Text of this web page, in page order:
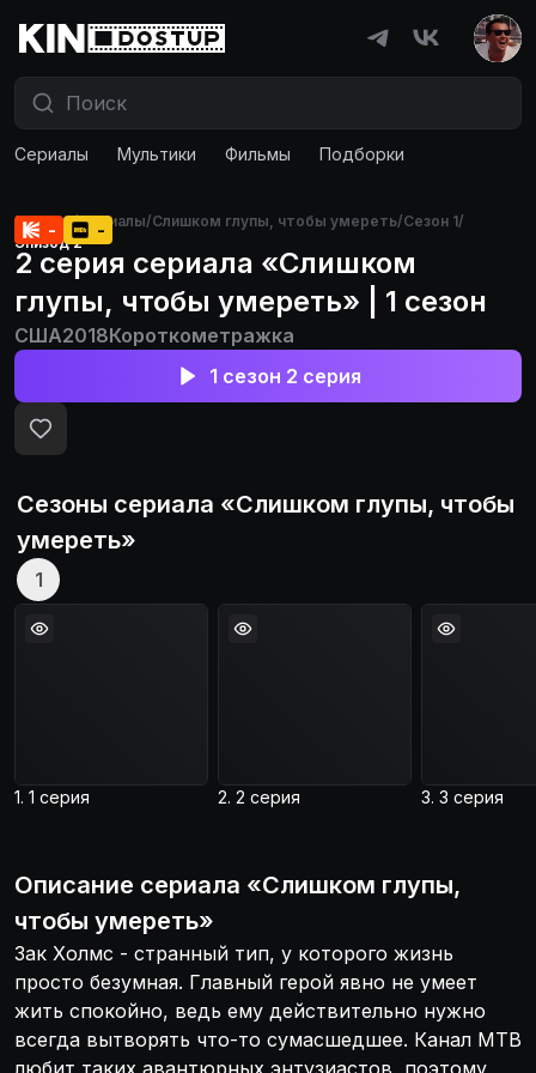
Сериалы Мультики Фильмы Подборки
Главная/Сериалы/Слишком глупы, чтобы умереть/Сезон 1/
Эпизод 2
- -
2 серия сериала «Слишком
глупы, чтобы умереть» | 1 сезон
США2018Короткометражка
1 сезон 2 серия
Сезоны сериала «Слишком глупы, чтобы
умереть»
1
1. 1 серия 2. 2 серия 3. 3 серия
Описание сериала «Слишком глупы,
чтобы умереть»
Зак Холмс - странный тип, у которого жизнь
просто безумная. Главный герой явно не умеет
жить спокойно, ведь ему действительно нужно
всегда вытворять что-то сумасшедшее. Канал МТВ
любит таких авантюрных энтузиастов, поэтому